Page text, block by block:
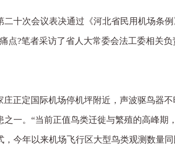
十次会议表决通过《河北省民用机场条
点?笔者采访了省人大常委会法工委相关负
庄正定国际机场停机坪附近，声波驱鸟器
一。“当前正值鸟类迁徙与繁殖的高峰
今年以来机场飞行区大型鸟类观测数量同